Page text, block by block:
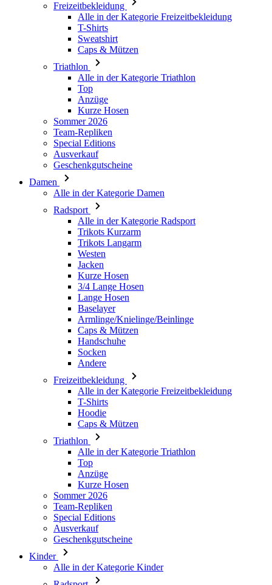
Freizeitbekleidung
Alle in der Kategorie Freizeitbekleidung
T-Shirts
Sweatshirt
Caps & Mützen
Triathlon
Alle in der Kategorie Triathlon
Top
Anzüge
Kurze Hosen
Sommer 2026
Team-Repliken
Special Editions
Ausverkauf
Geschenkgutscheine
Damen
Alle in der Kategorie Damen
Radsport
Alle in der Kategorie Radsport
Trikots Kurzarm
Trikots Langarm
Westen
Jacken
Kurze Hosen
3/4 Lange Hosen
Lange Hosen
Baselayer
Armlinge/Knielinge/Beinlinge
Caps & Mützen
Handschuhe
Socken
Andere
Freizeitbekleidung
Alle in der Kategorie Freizeitbekleidung
T-Shirts
Hoodie
Caps & Mützen
Triathlon
Alle in der Kategorie Triathlon
Top
Anzüge
Kurze Hosen
Sommer 2026
Team-Repliken
Special Editions
Ausverkauf
Geschenkgutscheine
Kinder
Alle in der Kategorie Kinder